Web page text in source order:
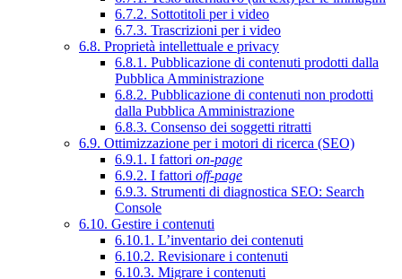
6.7.2. Sottotitoli per i video
6.7.3. Trascrizioni per i video
6.8. Proprietà intellettuale e privacy
6.8.1. Pubblicazione di contenuti prodotti dalla
Pubblica Amministrazione
6.8.2. Pubblicazione di contenuti non prodotti
dalla Pubblica Amministrazione
6.8.3. Consenso dei soggetti ritratti
6.9. Ottimizzazione per i motori di ricerca (SEO)
6.9.1. I fattori on-page
6.9.2. I fattori off-page
6.9.3. Strumenti di diagnostica SEO: Search
Console
6.10. Gestire i contenuti
6.10.1. L’inventario dei contenuti
6.10.2. Revisionare i contenuti
6.10.3. Migrare i contenuti